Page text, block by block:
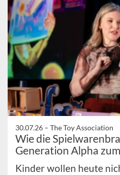
30.07.26 – The Toy Association
Wie die
Generation Alpha
Kinder wollen heute